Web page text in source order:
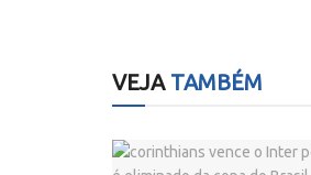
VEJATAMBÉM